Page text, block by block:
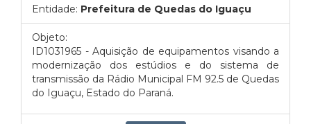
Entidade: Prefeitura de Quedas do Iguaçu
Objeto:
ID1031965 - Aquisição de equipamentos visando a
modernização dos estúdios e do sistema de
transmissão da Rádio Municipal FM 92.5 de Quedas
do Iguaçu, Estado do Paraná.